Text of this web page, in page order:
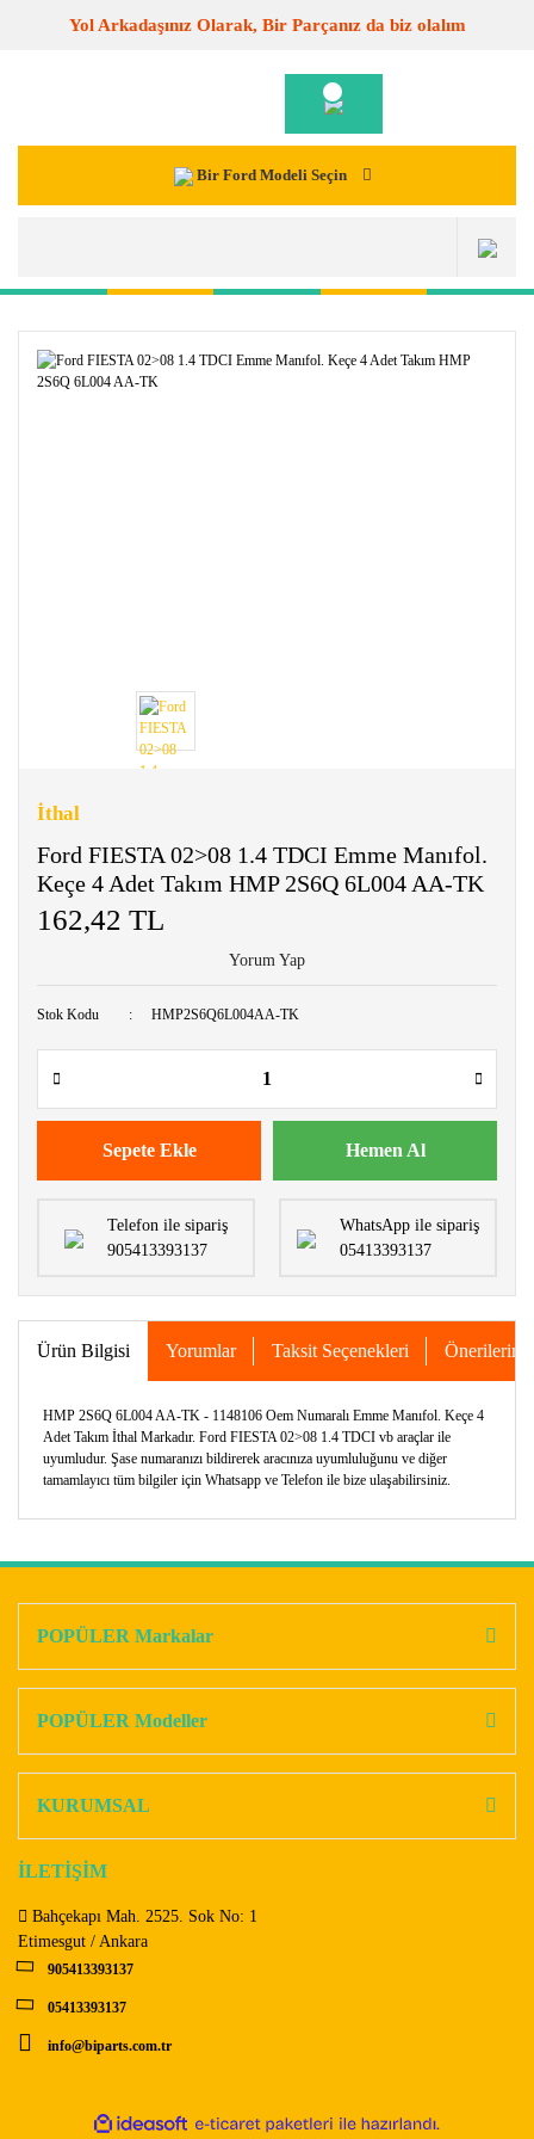
Yol Arkadaşınız Olarak, Bir Parçanız da biz olalım
Bir Ford Modeli Seçin
İthal
Ford FIESTA 02>08 1.4 TDCI Emme Manıfol.
Keçe 4 Adet Takım HMP 2S6Q 6L004 AA-TK
162,42 TL
Yorum Yap
Stok Kodu HMP2S6Q6L004AA-TK
Sepete Ekle Hemen Al
Telefon ile sipariş
905413393137
WhatsApp ile sipariş
05413393137
Ürün Bilgisi Yorumlar Taksit Seçenekleri Önerileriniz
HMP 2S6Q 6L004 AA-TK - 1148106 Oem Numaralı Emme Manıfol. Keçe 4
Adet Takım İthal Markadır. Ford FIESTA 02>08 1.4 TDCI vb araçlar ile
uyumludur. Şase numaranızı bildirerek aracınıza uyumluluğunu ve diğer
tamamlayıcı tüm bilgiler için Whatsapp ve Telefon ile bize ulaşabilirsiniz.
Ürün açıklamasında eksik bilgiler bulunuyor.
Bu ürüne benzer farklı alternatifler olmalı.
POPÜLER Markalar
POPÜLER Modeller
KURUMSAL
İLETİŞİM
Bahçekapı Mah. 2525. Sok No: 1
Etimesgut / Ankara
905413393137
05413393137
info@biparts.com.tr
ideasoft
e-